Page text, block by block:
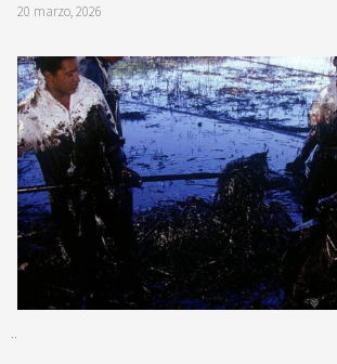
20 marzo, 2026